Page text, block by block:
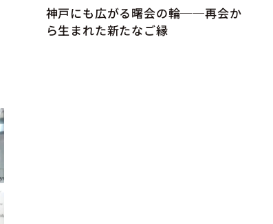
神戸にも広がる曙会の輪──再会か
ら生まれた新たなご縁